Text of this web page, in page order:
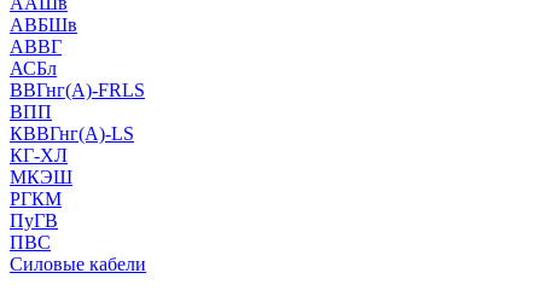
АВБШв
АВВГ
АСБл
ВВГнг(А)-FRLS
ВПП
КВВГнг(А)-LS
КГ-ХЛ
МКЭШ
РГКМ
ПуГВ
ПВС
Силовые кабели